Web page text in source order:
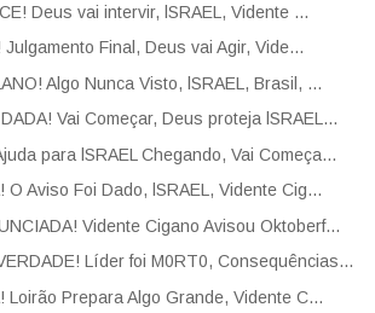
Deus vai intervir, lSRAEL, Vidente ...
Julgamento Final, Deus vai Agir, Vide...
Algo Nunca Visto, lSRAEL, Brasil, ...
Vai Começar, Deus proteja lSRAEL...
para lSRAEL Chegando, Vai Começa...
O Aviso Foi Dado, lSRAEL, Vidente Cig...
Vidente Cigano Avisou Oktoberf...
Líder foi M0RT0, Consequências...
Loirão Prepara Algo Grande, Vidente C...